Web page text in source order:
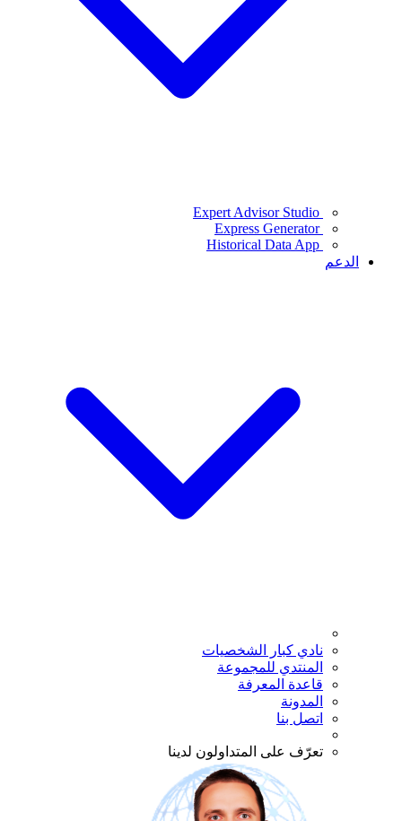
Expert Advisor Studio
Express Generator
Historical Data App
الدعم
نادي كبار الشخصيات
المنتدي للمجموعة
قاعدة المعرفة
المدونة
اتصل بنا
تعرّف على المتداولون لدينا